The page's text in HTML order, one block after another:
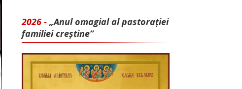
2026 - „Anul omagial al pastorației
familiei creștine”